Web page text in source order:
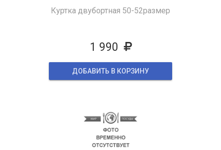
Куртка двубортная 50-52размер
1 990
ДОБАВИТЬ В КОРЗИНУ